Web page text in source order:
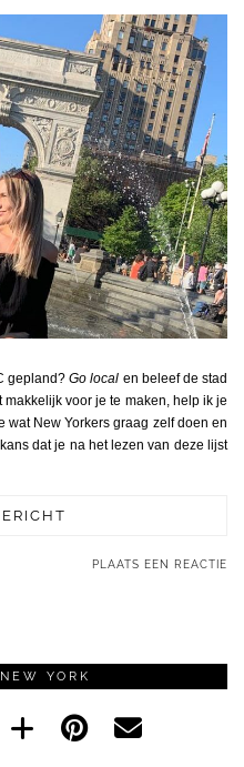
gepland?Go local en beleef de stad
voor je te maken, help ik je
wat New Yorkers graag zelf doen en
dat je na het lezen van deze lijst
PLAATS EEN REACTIE
YORK